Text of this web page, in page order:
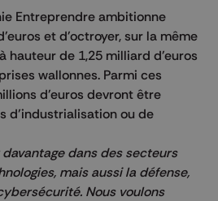
Entreprendre ambitionne
et d'octroyer, sur la même
hauteur de 1,25 milliard d'euros
wallonnes. Parmi ces
d'euros devront être
d’industrialisation ou de
dans des secteurs
mais aussi la défense,
Nous voulons